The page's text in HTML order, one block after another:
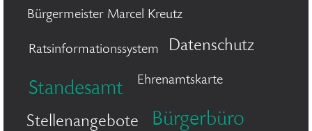
Bürgermeister Marcel Kreutz
Ratsinformationssystem Datenschutz
Standesamt Ehrenamtskarte
Stellenangebote Bürgerbüro